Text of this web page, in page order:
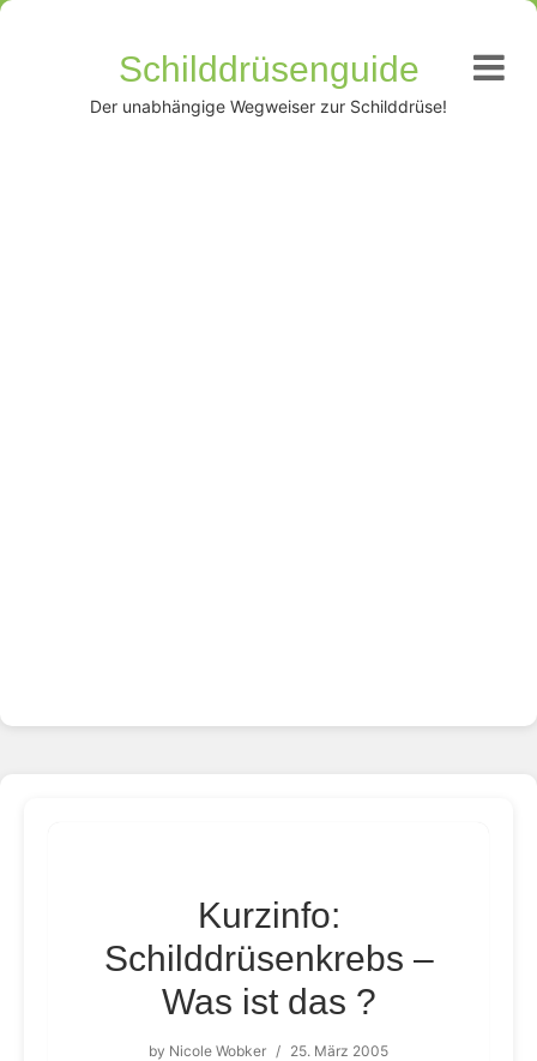
Schilddrüsenguide
Der unabhängige Wegweiser zur Schilddrüse!
Kurzinfo:
Schilddrüsenkrebs –
Was ist das ?
by Nicole Wobker / 25. März 2005